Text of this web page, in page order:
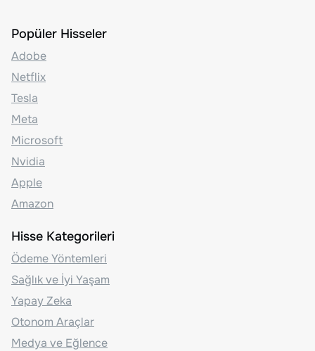
Popüler Hisseler
Adobe
Netflix
Tesla
Meta
Microsoft
Nvidia
Apple
Amazon
Hisse Kategorileri
Ödeme Yöntemleri
Sağlık ve İyi Yaşam
Yapay Zeka
Otonom Araçlar
Medya ve Eğlence